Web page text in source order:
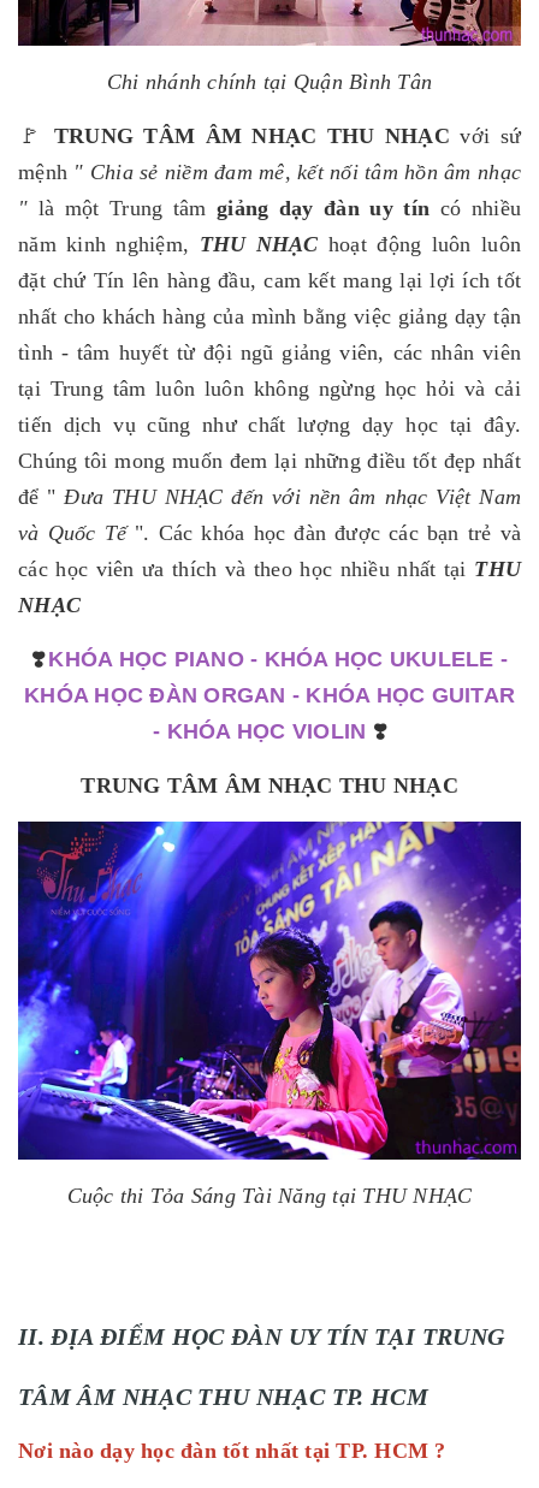
Chi nhánh chính tại Quận Bình Tân
🚩 TRUNG TÂM ÂM NHẠC THU NHẠC với sứ
mệnh " Chia sẻ niềm đam mê, kết nối tâm hồn âm nhạc
" là một Trung tâmgiảng dạy đàn uy tín có nhiều
năm kinh nghiệm, THU NHẠC hoạt động luôn luôn
đặt chứ Tín lên hàng đầu, cam kết mang lại lợi ích tốt
nhất cho khách hàng của mình bằng việc giảng dạy tận
tình - tâm huyết từ đội ngũ giảng viên, các nhân viên
tại Trung tâm luôn luôn không ngừng học hỏi và cải
tiến dịch vụ cũng như chất lượng dạy học tại đây.
Chúng tôi mong muốn đem lại những điều tốt đẹp nhất
để "Đưa THU NHẠC đến với nền âm nhạc Việt Nam
và Quốc Tế". Các khóa học đàn được các bạn trẻ và
các học viên ưa thích và theo học nhiều nhất tại THU
NHẠC
❣️KHÓA HỌC PIANO- KHÓA HỌC UKULELE -
KHÓA HỌC ĐÀN ORGAN - KHÓA HỌC GUITAR
- KHÓA HỌC VIOLIN ❣️
TRUNG TÂM ÂM NHẠC THU NHẠC
Cuộc thi Tỏa Sáng Tài Năng tại THU NHẠC
II. ĐỊA ĐIỂM HỌC ĐÀN UY TÍN TẠI TRUNG
TÂM ÂM NHẠC THU NHẠC TP. HCM
Nơi nào dạy học đàn tốt nhất tại TP. HCM ?